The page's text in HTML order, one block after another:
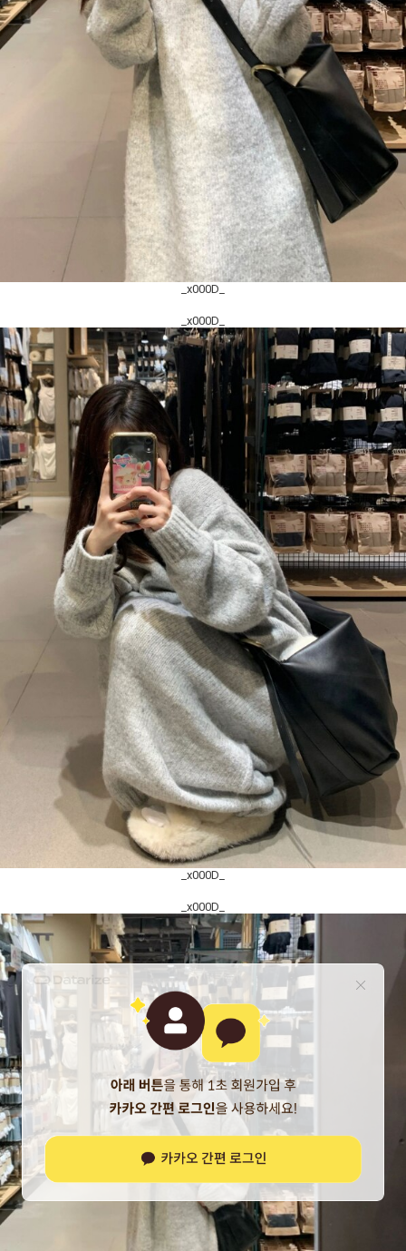
_x000D_
_x000D_
_x000D_
_x000D_